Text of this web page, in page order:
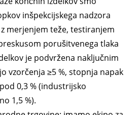
inšpekcijskega nadzora
merjenjem teže, testiranjem
porušitvenega tlaka
je podvržena naključnim
vzorčenja ≥5 %, stopnja napak
0,3 % (industrijsko
1,5 %).